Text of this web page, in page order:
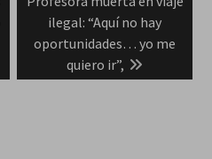
post:ilegal: “Aquí no hay
oportunidades… yo me
quiero ir”,